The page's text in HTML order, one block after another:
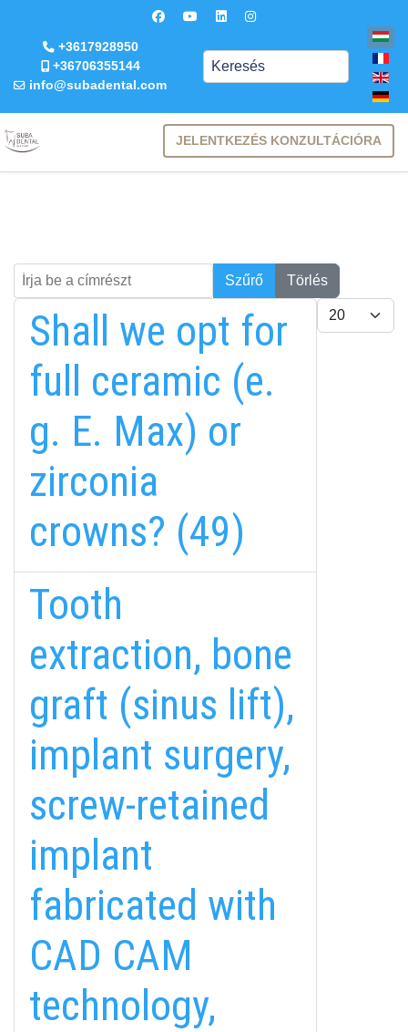
Keresés
+3617928950
+36706355144
info@subadental.com
JELENTKEZÉS KONZULTÁCIÓRA
Írja be a címrészt
Keresés Szűrő
Törlés
Tételek #
Shall we opt for
full ceramic (e.
g. E. Max) or
zirconia
crowns? (49)
Tooth
extraction, bone
graft (sinus lift),
implant surgery,
screw-retained
implant
fabricated with
CAD CAM
technology,